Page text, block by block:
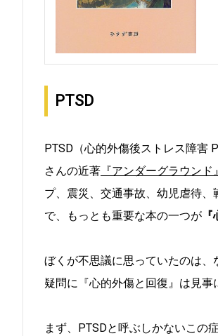
PTSD
PTSD（心的外傷後ストレス障害
さんの近著 『アンダーグラウンド』
プ、震災、交通事故、幼児虐待
で、もっとも重要な本の一つが
ぼくが不思議に思っていたのは
疑問に『心的外傷と回復』は見事
まず、PTSDと呼ぶしかないこの